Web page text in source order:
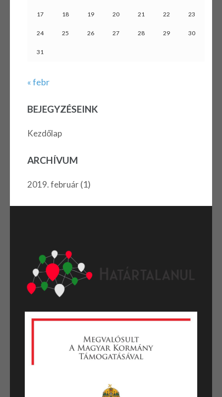
17 18 19 20 21 22 23
24 25 26 27 28 29 30
31
« febr
BEJEGYZÉSEINK
Kezdőlap
ARCHÍVUM
2019. február(1)